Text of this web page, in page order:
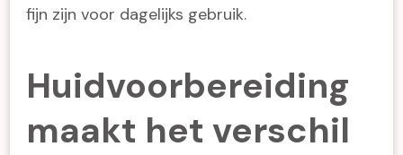
fijn zijn voor dagelijks gebruik.
Huidvoorbereiding
maakt het verschil